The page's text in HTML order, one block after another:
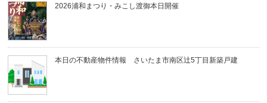
2026浦和まつり・みこし渡御本日開催
本日の不動産物件情報 さいたま市南区辻5丁目新築戸建